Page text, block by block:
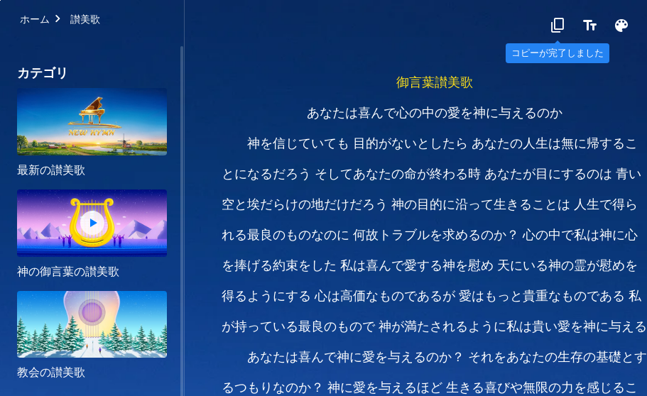
ホーム 讃美歌
コピーが完了しました
カテゴリ
最新の讃美歌
神の御言葉の讃美歌
教会の讃美歌
御言葉讃美歌
あなたは喜んで心の中の愛を神に与えるのか
神を信じていても 目的がないとしたら あなたの人生は無に帰するこ
とになるだろう そしてあなたの命が終わる時 あなたが目にするのは 青い
空と埃だらけの地だけだろう 神の目的に沿って生きることは 人生で得ら
れる最良のものなのに 何故トラブルを求めるのか？心の中で私は神に心
を捧げる約束をした 私は喜んで愛する神を慰め 天にいる神の霊が慰めを
得るようにする心は高価なものであるが 愛はもっと貴重なものである 私
が持っている最良のもので神が満たされるように私は貴い愛を神に与える
あなたは喜んで神に愛を与えるのか？ それをあなたの生存の基礎とす
るつもりなのか？ 神に愛を与えるほど 生きる喜びや無限の力を感じるこ